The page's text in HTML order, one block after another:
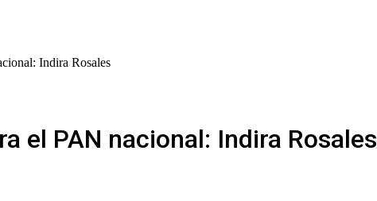
Indira Rosales
el PAN nacional: Indira Rosales